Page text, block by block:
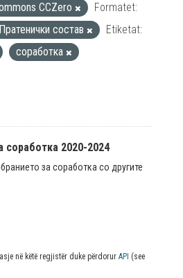
CCZero
Formatet:
Пратенички состав
Etiketat:
соработка
соработка 2020-2024
за соработка со другите
në këtë regjistër duke përdorur API (see